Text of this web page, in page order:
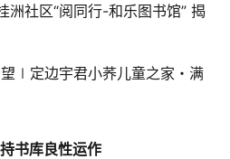
社区“阅同行-和乐图书馆” 揭
∣定边宇君小荞儿童之家・满
书库良性运作